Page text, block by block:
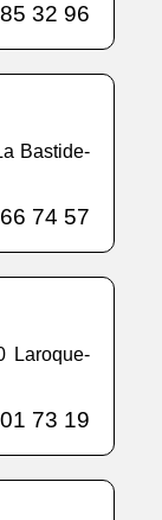
32 96
Bastide-
74 57
Laroque-
73 19